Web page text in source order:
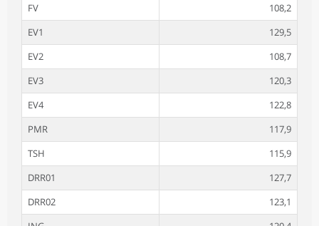
FV
108,2
EV1
129,5
EV2
108,7
EV3
120,3
EV4
122,8
PMR
117,9
TSH
115,9
DRR01
127,7
DRR02
123,1